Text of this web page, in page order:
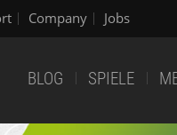
Company Jobs
BLOG SPIELE